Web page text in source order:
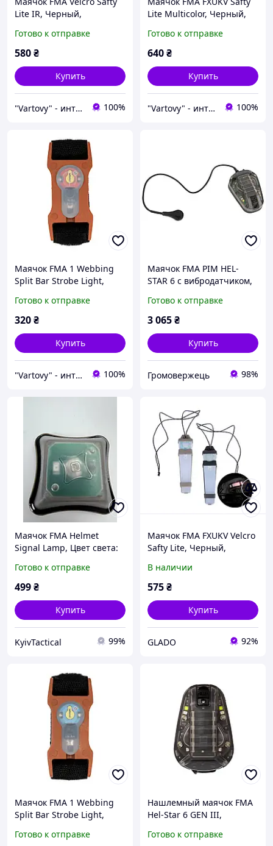
Lite IR, Черный,
Готово к отправке
580₴
Купить
"Vartovy" - интернет-магазин 100%
Lite Multicolor, Черный,
Красный
Готово к отправке
640₴
Купить
"Vartovy" - интернет-магазин 100%
Маячок FMA 1 Webbing
Split Bar Strobe Light,
Готово к отправке
320₴
Купить
"Vartovy" - интернет-магазин 100%
Маячок FMA PIM HEL-
STAR 6 с вибродатчиком,
Инфракрасный, Красный
Готово к отправке
3 065₴
Купить
Громовержець 98%
Маячок FMA Helmet
Signal Lamp, Цвет света:
Готово к отправке
499₴
Купить
KyivTactical 99%
Маячок FMA FXUKV Velcro
Safty Lite, Черный,
В наличии
575₴
Купить
GLADO 92%
Маячок FMA 1 Webbing
Split Bar Strobe Light,
Готово к отправке
Нашлемный маячок FMA
Hel-Star 6 GEN III,
Инфракрасный
Готово к отправке